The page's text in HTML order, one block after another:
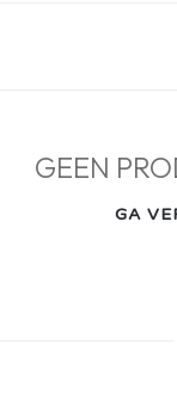
GEEN
GA